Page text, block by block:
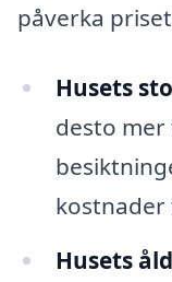
påverka
Husets
desto
kostnader
Husets